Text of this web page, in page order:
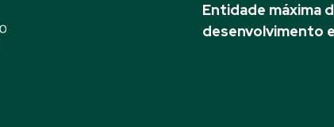
Entidade máxima
desenvolvimento